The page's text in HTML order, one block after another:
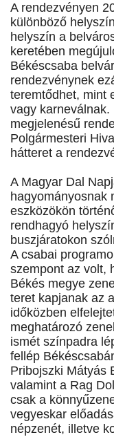
A rendezvényen
különböző
helyszín a
keretében
Békéscsaba
rendezvénynek
teremtődhet, mint
vagy
megjelenésű
Polgármesteri
hátteret a
A Magyar Dal
hagyományosnak
eszközökön
rendhagyó
buszjáratokon
A csabai
szempont az volt,
Békés megye
teret kapjanak az
időközben
meghatározó
ismét színpadra
fellép
Pribojszki Mátyás
valamint a Rag
csak a
vegyeskar
népzenét, illetve